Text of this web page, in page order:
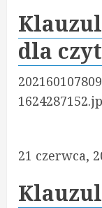
dla
21 czerwca,